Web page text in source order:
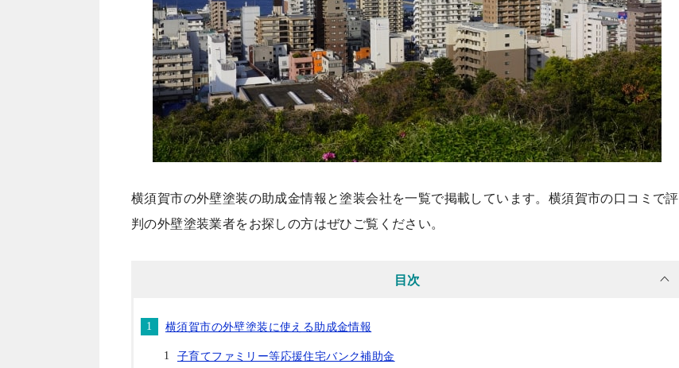
横須賀市の外壁塗装の助成金情報と塗装会社を一覧で掲載しています。横須賀市の口コミで評
判の外壁塗装業者をお探しの方はぜひご覧ください。
目次
横須賀市の外壁塗装に使える助成金情報
子育てファミリー等応援住宅バンク補助金